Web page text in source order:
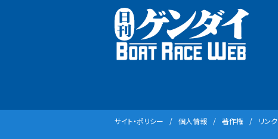
サイト・ポリシー 個⼈情報 著作権 リンク